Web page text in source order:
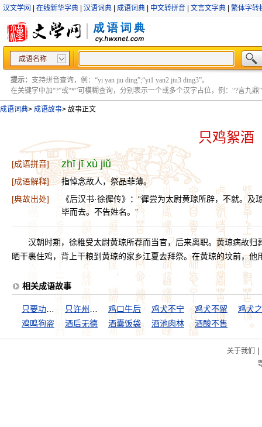
汉文学网 在线新华字典 汉语词典 成语词典 中文转拼音 文言文字典 繁体字转
成语名称
提示： 支持拼音查询，例：“yi yan jiu ding”;“yi1 yan2 jiu3 ding3”。
在关键字中加“?”或“*”可模糊查询，分别表示一个或多个汉字占位，例：“?言九鼎”
成语词典> 成语故事> 故事正文
只鸡絮酒
[成语拼音] zhī jī xù jiǔ
[成语解释]
指悼念故人，祭品菲薄。
[典故出处]
《后汉书·徐徲传》：“徲尝为太尉黄琼所辟，不就。
毕而去。不告姓名。”
汉朝时期，徐稚受太尉黄琼所荐而当官，后来离职。黄琼病故
晒干裹住鸡，背上干粮到黄琼的家乡江夏去拜祭。在黄琼的坟前，
相关成语故事
鸡口牛后 鸡犬不宁
鸡犬不留
鸡鸣狗盗
酒后无德 酒囊饭袋 酒池肉林 酒酸不售
关于我们 |